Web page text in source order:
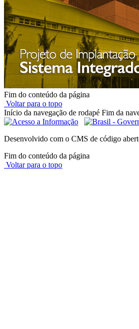
Fim do conteúdo da página
Voltar para o topo
Início da navegação de rodapé Fim da
Desenvolvido com o CMS de código
Fim do conteúdo da página
Voltar para o topo